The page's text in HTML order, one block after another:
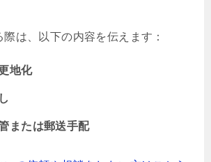
は、以下の内容を伝えます：
地化
または郵送手配